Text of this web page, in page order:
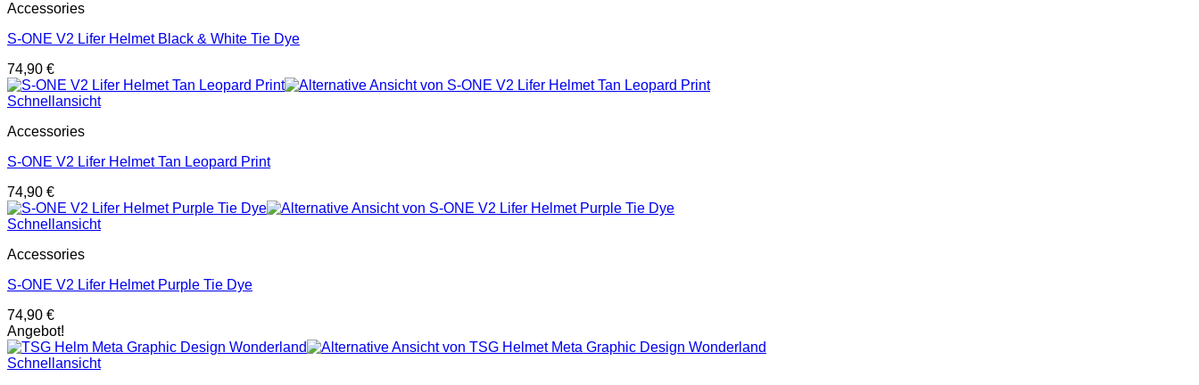
Accessories
S-ONE V2 Lifer Helmet Black & White Tie Dye
74,90 €
Schnellansicht
Accessories
S-ONE V2 Lifer Helmet Tan Leopard Print
74,90 €
Schnellansicht
Accessories
S-ONE V2 Lifer Helmet Purple Tie Dye
74,90 €
Angebot!
Schnellansicht